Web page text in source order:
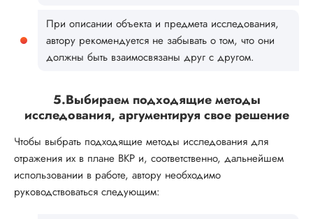
При описании объекта и предмета исследования,
автору рекомендуется не забывать о том, что они
должны быть взаимосвязаны друг с другом.
5.Выбираем подходящие методы
исследования, аргументируя свое решение
Чтобы выбрать подходящие методы исследования для
отражения их в плане ВКР и, соответственно, дальнейшем
использовании в работе, автору необходимо
руководствоваться следующим: